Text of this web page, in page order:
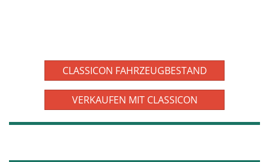
CLASSICON FAHRZEUGBESTAND
VERKAUFEN MIT CLASSICON